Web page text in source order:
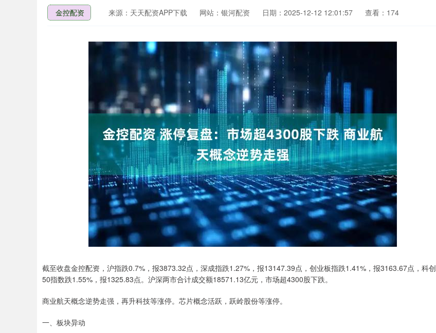
金控配资 来源：天天配资APP下载 网站：银河配资 日期：2025-12-12 12:01:57 查看：174
截至收盘金控配资，沪指跌0.7%，报3873.32点，深成指跌1.27%，报13147.39点，创业板指跌1.41%，报3163.67点，科创
50指数跌1.55%，报1325.83点。沪深两市合计成交额18571.13亿元，市场超4300股下跌。
商业航天概念逆势走强，再升科技等涨停。芯片概念活跃，跃岭股份等涨停。
一、板块异动
深证成指 14110.12 -34.08 -0.24% 沪深300 4651.31 -6.85